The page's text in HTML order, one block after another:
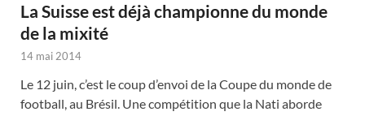
La Suisse est déjà championne du monde
de la mixité
14 mai 2014
Le 12 juin, c’est le coup d’envoi de la Coupe du monde de
football, au Brésil. Une compétition que la Nati aborde